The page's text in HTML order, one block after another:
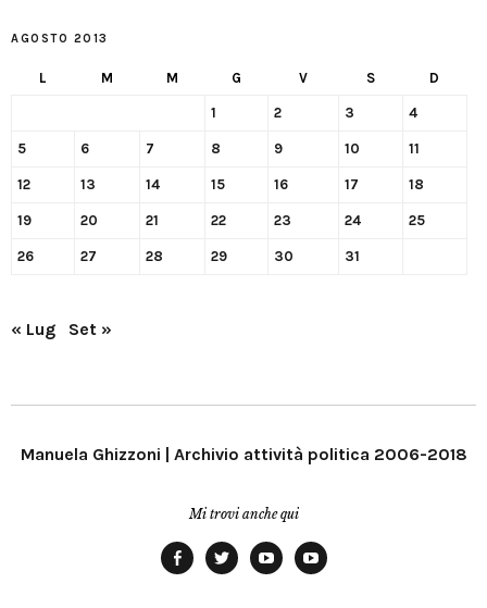
AGOSTO 2013
L M M G V S D
1 2 3 4
5 6 7 8 9 10 11
12 13 14 15 16 17 18
19 20 21 22 23 24 25
26 27 28 29 30 31
« Lug Set »
Manuela Ghizzoni | Archivio attività politica 2006-2018
Mi trovi anche qui